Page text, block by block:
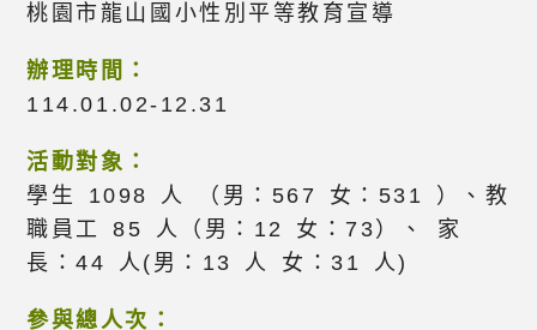
桃園市龍山國小性別平等教育宣導
辦理時間：
114.01.02-12.31
活動對象：
學生 1098 人 （男：567 女：531 ）、教
職員工 85 人（男：12 女：73）、 家
長：44 人(男：13 人 女：31 人)
參與總人次：